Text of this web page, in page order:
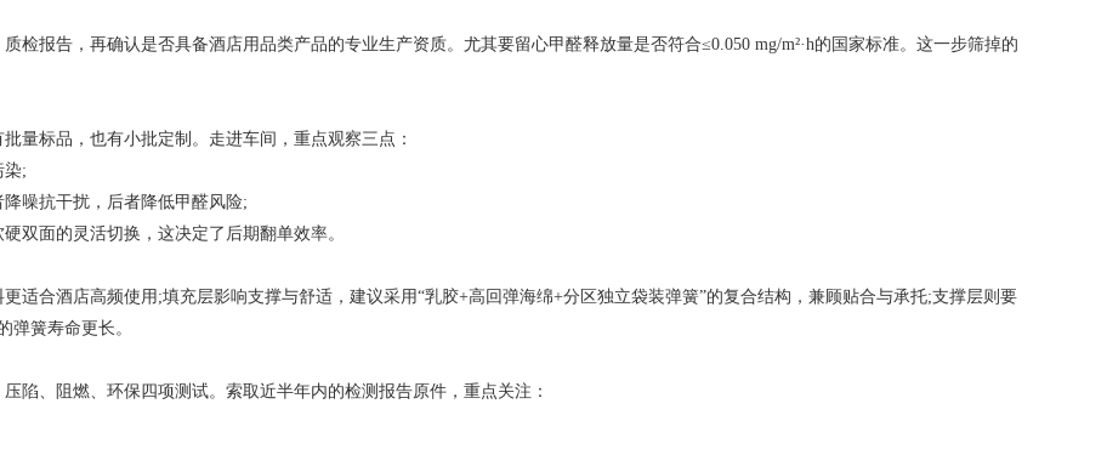
报告，再确认是否具备酒店用品类产品的专业生产资质。尤其要留心甲醛释放量是否符合≤0.050 mg/m²·h的国家标准。这一步筛掉的
标品，也有小批定制。走进车间，重点观察三点：
;
噪抗干扰，后者降低甲醛风险;
面的灵活切换，这决定了后期翻单效率。
合酒店高频使用;填充层影响支撑与舒适，建议采用“乳胶+高回弹海绵+分区独立袋装弹簧”的复合结构，兼顾贴合与承托;支撑层则要
弹簧寿命更长。
、阻燃、环保四项测试。索取近半年内的检测报告原件，重点关注：